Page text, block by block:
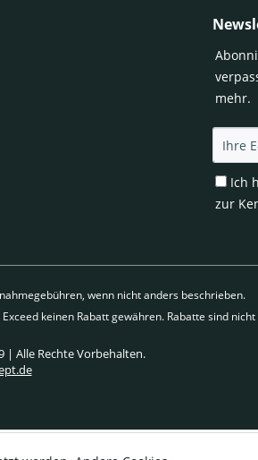
mehr.
Ich
zur
wenn nicht anders beschrieben.
keinen Rabatt gewähren. Rabatte sind
| Alle Rechte Vorbehalten.